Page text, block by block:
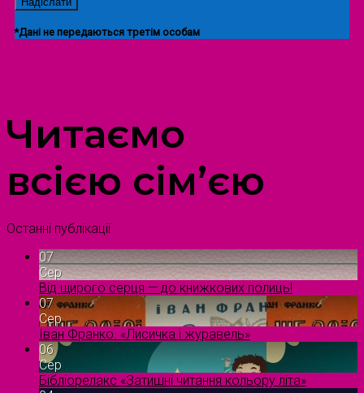
*Дані не передаються третім особам
Читаємо
всією сім’єю
Останні публікації
07
Сер
Від щирого серця — до книжкових полиць!
07
Сер
Іван Франко. «Лисичка і журавель»
06
Сер
Бібліорелакс «Затишні читання кольору літа»